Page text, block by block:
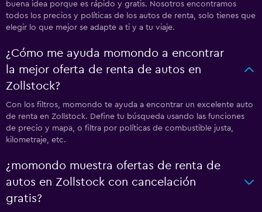
buena idea porque es rápido y gratis. Nosotros encontramos
todos los precios y políticas de los autos de renta, solo tienes que
elegir lo que mejor se adapte a ti y a tu viaje.
¿Cómo me ayuda momondo a encontrar
la mejor oferta de renta de autos en
Zollstock?
Con los filtros, momondo te ayuda a encontrar un excelente auto
de renta en Zollstock. Define tu búsqueda usando las funciones
de precio y mapa, o filtra por políticas de combustible justa,
kilometraje, etc.
¿momondo muestra ofertas de renta de
autos en Zollstock con cancelación
gratis?